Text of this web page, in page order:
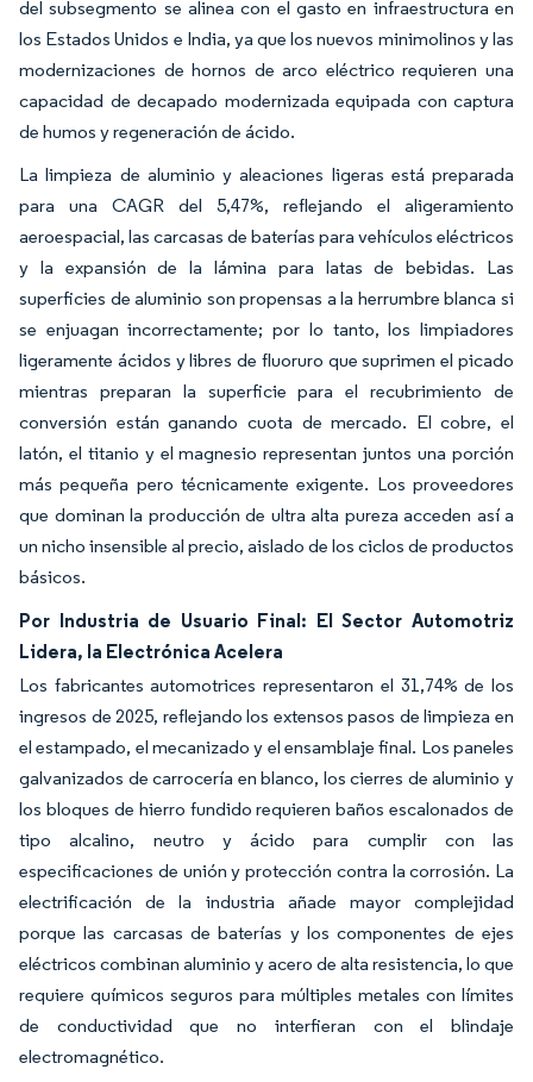
del subsegmento se alinea con el gasto en infraestructura en
los Estados Unidos e India, ya que los nuevos minimolinos y las
modernizaciones de hornos de arco eléctrico requieren una
capacidad de decapado modernizada equipada con captura
de humos y regeneración de ácido.
La limpieza de aluminio y aleaciones ligeras está preparada
para una CAGR del 5,47%, reflejando el aligeramiento
aeroespacial, las carcasas de baterías para vehículos eléctricos
y la expansión de la lámina para latas de bebidas. Las
superficies de aluminio son propensas a la herrumbre blanca si
se enjuagan incorrectamente; por lo tanto, los limpiadores
ligeramente ácidos y libres de fluoruro que suprimen el picado
mientras preparan la superficie para el recubrimiento de
conversión están ganando cuota de mercado. El cobre, el
latón, el titanio y el magnesio representan juntos una porción
más pequeña pero técnicamente exigente. Los proveedores
que dominan la producción de ultra alta pureza acceden así a
un nicho insensible al precio, aislado de los ciclos de productos
básicos.
Por Industria de Usuario Final: El Sector Automotriz
Lidera, la Electrónica Acelera
Los fabricantes automotrices representaron el 31,74% de los
ingresos de 2025, reflejando los extensos pasos de limpieza en
el estampado, el mecanizado y el ensamblaje final. Los paneles
galvanizados de carrocería en blanco, los cierres de aluminio y
los bloques de hierro fundido requieren baños escalonados de
tipo alcalino, neutro y ácido para cumplir con las
especificaciones de unión y protección contra la corrosión. La
electrificación de la industria añade mayor complejidad
porque las carcasas de baterías y los componentes de ejes
eléctricos combinan aluminio y acero de alta resistencia, lo que
requiere químicos seguros para múltiples metales con límites
de conductividad que no interfieran con el blindaje
electromagnético.